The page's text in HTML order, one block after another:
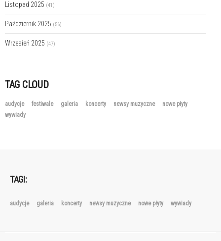
Listopad 2025 (41)
Październik 2025 (56)
Wrzesień 2025 (47)
TAG CLOUD
audycje festiwale galeria koncerty newsy muzyczne
nowe płyty
wywiady
TAGI:
audycje galeria koncerty newsy muzyczne nowe płyty wywiady